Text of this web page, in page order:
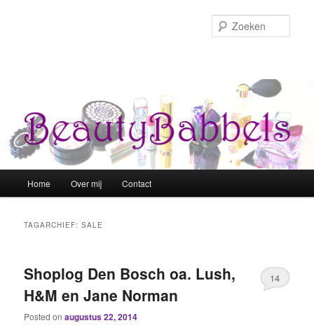
Spring naar de primaire inhoud
Spring naar de secundaire inhoud
Home Over mij Contact
TAGARCHIEF:SALE
Shoplog Den Bosch oa. Lush,
H&M en Jane Norman
Posted onaugustus 22, 2014
14